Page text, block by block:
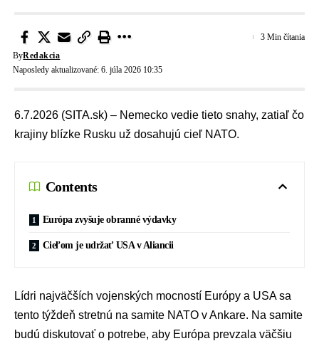
Naposledy aktualizované: 6. júla 2026 10:35
ByRedakcia
3 Min čítania
6.7.2026 (SITA.sk) – Nemecko vedie tieto snahy, zatiaľ čo
krajiny blízke Rusku už dosahujú cieľ NATO.
Contents
Európa zvyšuje obranné výdavky
Cieľom je udržať USA v Aliancii
Lídri najväčších vojenských mocností Európy a USA sa
tento týždeň stretnú na samite NATO v Ankare. Na samite
budú diskutovať o potrebe, aby Európa prevzala väčšiu